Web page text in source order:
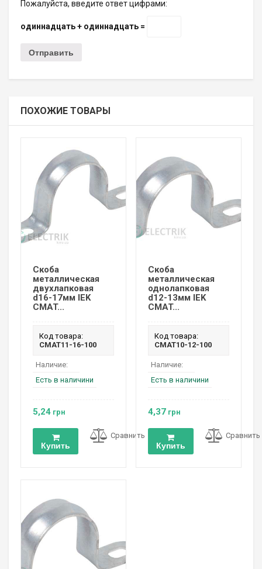
Пожалуйста, введите ответ цифрами:
одиннадцать + одиннадцать =
ПОХОЖИЕ ТОВАРЫ
Скоба
металлическая
двухлапковая
d16-17мм IEK
CMAT...
Код товара:
CMAT11-16-100
Наличие:
Есть в наличини
5,24 грн
Купить
Сравнить
Скоба
металлическая
однолапковая
d12-13мм IEK
CMAT...
Код товара:
CMAT10-12-100
Наличие:
Есть в наличини
4,37грн
Купить
Сравнить